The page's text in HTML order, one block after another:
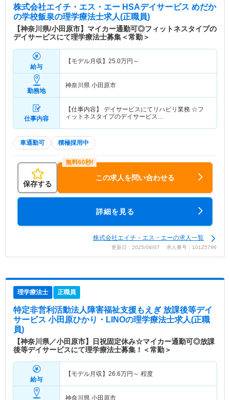
株式会社エイチ・エス・エー HSAデイサービス めだか
の学校飯泉の理学療法士求人(正職員)
【神奈川県/小田原市】マイカー通勤可◎フィットネスタイプの
デイサービスにて理学療法士募集＜常勤＞
給与
【モデル月収】 25.0万円～
勤務地
神奈川県 小田原市
仕事内容
【仕事内容】 デイサービスにてリハビリ業務 ☆フ
ィットネスタイプのデイサービス…
車通勤可 積極採用中
保存する
この求人を問い合わせる
詳細を見る
株式会社エイチ・エス・エーの求人一覧
更新日：2025/08/07 求人番号：10125796
理学療法士 正職員
特定非営利活動法人障害福祉支援もえぎ 放課後等デイ
サービス 小田原ひかり・LINOの理学療法士求人(正職
員)
【神奈川県／小田原市】日祝固定休み☆マイカー通勤可◎放課
後等デイサービスにて理学療法士募集！＜常勤＞
給与
【モデル月収】 26.6万円～ 程度
神奈川県 小田原市